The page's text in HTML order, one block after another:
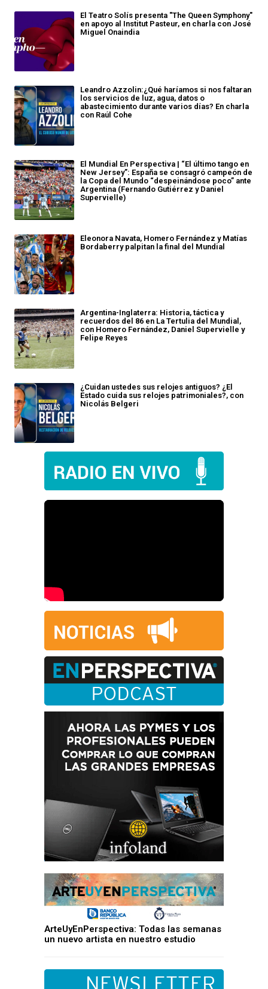
El Teatro Solís presenta "The Queen Symphony"
en apoyo al Institut Pasteur, en charla con José
Miguel Onaindia
Leandro Azzolin:¿Qué haríamos si nos faltaran
los servicios de luz, agua, datos o
abastecimiento durante varios días? En charla
con Raúl Cohe
El Mundial En Perspectiva | “El último tango en
New Jersey”: España se consagró campeón de
la Copa del Mundo “despeinándose poco” ante
Argentina (Fernando Gutiérrez y Daniel
Supervielle)
Eleonora Navata, Homero Fernández y Matías
Bordaberry palpitan la final del Mundial
Argentina-Inglaterra: Historia, táctica y
recuerdos del 86 en La Tertulia del Mundial,
con Homero Fernández, Daniel Supervielle y
Felipe Reyes
¿Cuidan ustedes sus relojes antiguos? ¿El
Estado cuida sus relojes patrimoniales?, con
Nicolás Belgeri
ArteUyEnPerspectiva: Todas las semanas
un nuevo artista en nuestro estudio